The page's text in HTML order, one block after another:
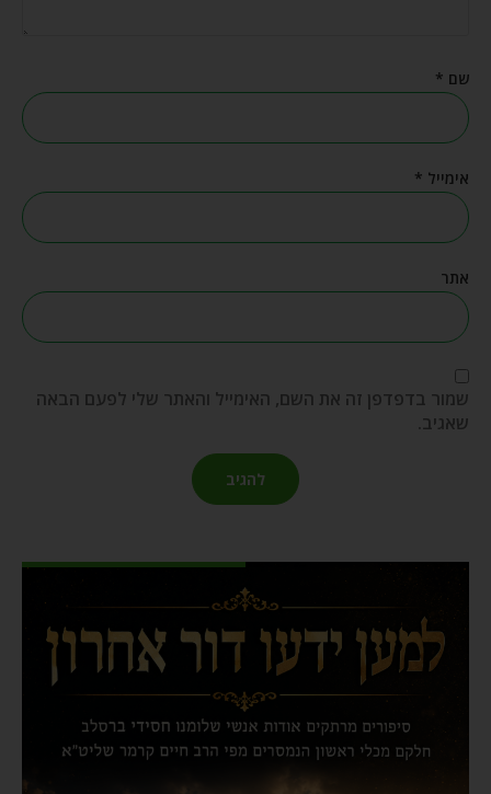
שם *
אימייל *
אתר
שמור בדפדפן זה את השם, האימייל והאתר שלי לפעם הבאה
שאגיב.